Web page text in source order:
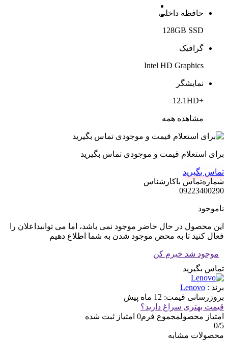
حافظه داخلی
128GB SSD
گرافیک
Intel HD Graphics
نمایشگر
+12.1HD
مشاهده همه
برای استعلام قیمت و موجودی تماس بگیرید
تماس بگیرید
شماره‌تماس‌ با‌کارشناس
09223400290
ناموجود
این محصول در حال حاضر موجود نمی باشد، اما می توانیداعلان را
فعال کنید تا به محض موجود شدن به شما اطلاع دهیم
موجود شد خبرم کن
تماس بگیرید
برند : Lenovo
بروزرسانی قیمت: 12 ماه پیش
قیمت بهتری سراغ دارید؟
امتیاز محصولمجموع فرم0 امتیاز ثبت شده
0/5
محصولات مشابه